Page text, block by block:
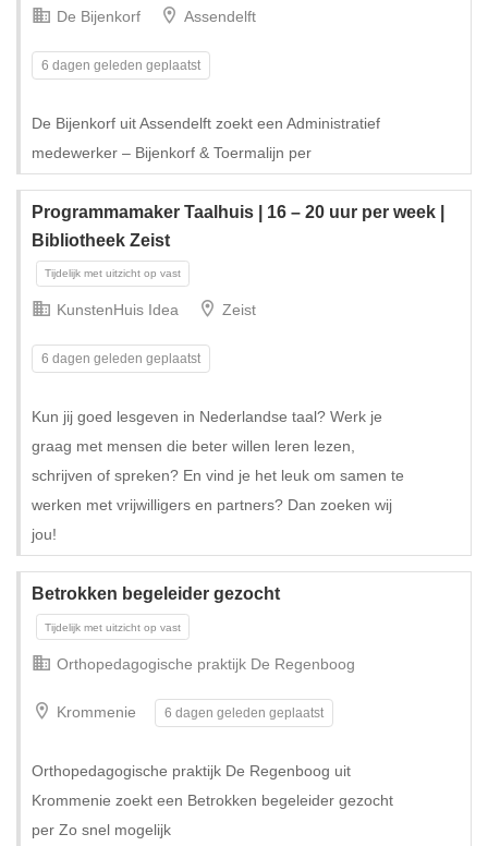
De Bijenkorf Assendelft
6 dagen geleden geplaatst
De Bijenkorf uit Assendelft zoekt een Administratief
medewerker – Bijenkorf & Toermalijn per
Programmamaker Taalhuis | 16 – 20 uur per week |
Bibliotheek Zeist
Tijdelijk met uitzicht op vast
KunstenHuis Idea Zeist
6 dagen geleden geplaatst
Kun jij goed lesgeven in Nederlandse taal? Werk je
graag met mensen die beter willen leren lezen,
schrijven of spreken? En vind je het leuk om samen te
werken met vrijwilligers en partners? Dan zoeken wij
jou!
Betrokken begeleider gezocht
Orthopedagogische praktijk De Regenboog
Krommenie 6 dagen geleden geplaatst
Orthopedagogische praktijk De Regenboog uit
Krommenie zoekt een Betrokken begeleider gezocht
per Zo snel mogelijk